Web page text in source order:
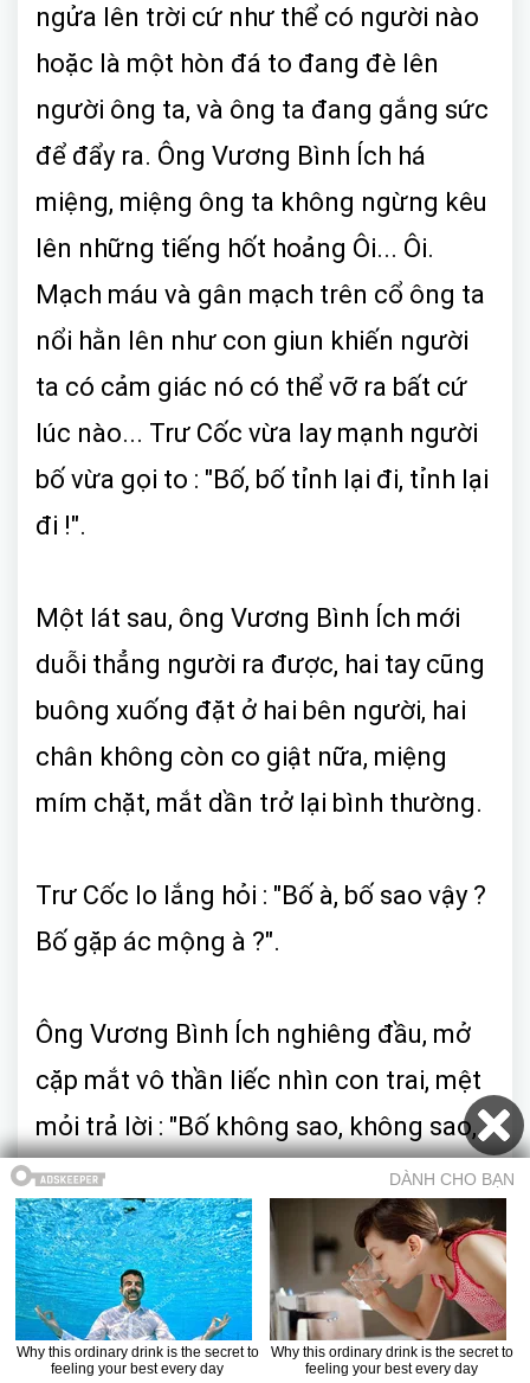
Trở về truyện Chương trước Mục lục Chương sau Truyện ma
ngửa lên trời cứ như thể có người nào
hoặc là một hòn đá to đang đè lên
người ông ta, và ông ta đang gắng sức
để đẩy ra. Ông Vương Bình Ích há
miệng, miệng ông ta không ngừng kêu
lên những tiếng hốt hoảng Ôi... Ôi.
Mạch máu và gân mạch trên cổ ông ta
nổi hằn lên như con giun khiến người
ta có cảm giác nó có thể vỡ ra bất cứ
lúc nào... Trư Cốc vừa lay mạnh người
bố vừa gọi to : "Bố, bố tỉnh lại đi, tỉnh lại
đi !".
Một lát sau, ông Vương Bình Ích mới
duỗi thẳng người ra được, hai tay cũng
buông xuống đặt ở hai bên người, hai
chân không còn co giật nữa, miệng
mím chặt, mắt dần trở lại bình thường.
Trư Cốc lo lắng hỏi : "Bố à, bố sao vậy ?
Bố gặp ác mộng à ?".
Ông Vương Bình Ích nghiêng đầu, mở
cặp mắt vô thần liếc nhìn con trai, mệt
mỏi trả lời : "Bố không sao, không sao,
cũng không mơ, không mơ...."
Trư Cốc nghe bố trả lời như vậy, càng
căng thẳng hom : "Vậy chuyện ban nãy
là... ?"